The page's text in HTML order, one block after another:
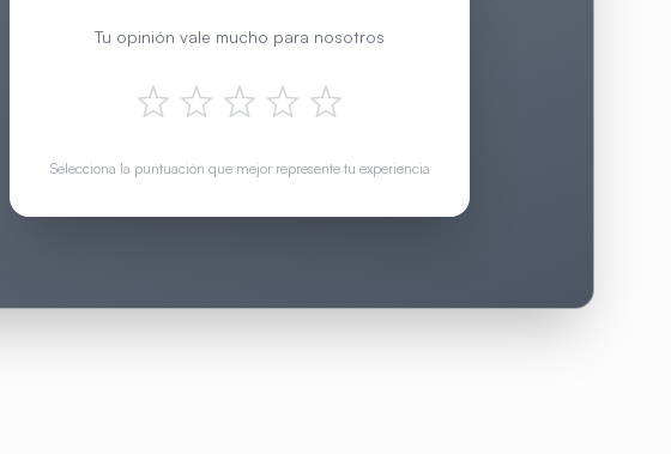
Tu opinión vale mucho para nosotros
Selecciona la puntuación que mejor represente tu experiencia